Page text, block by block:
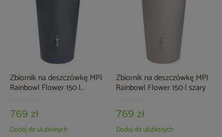
Zbiornik na deszczówkę MPI
Rainbowl Flower 150 l
769 zł
Dodaj do ulubionych
Zbiornik na deszczówkę MPI
Rainbowl Flower 150 l szary
769 zł
Dodaj do ulubionych